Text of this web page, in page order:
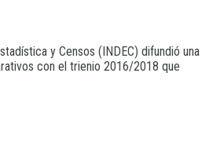
y Censos (INDEC) difundió una
con el trienio 2016/2018 que